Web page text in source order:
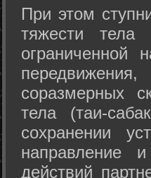
При этом
тяжести тела
ограниченной
соразмерных
тела (таи-
сохранении
направление
действий